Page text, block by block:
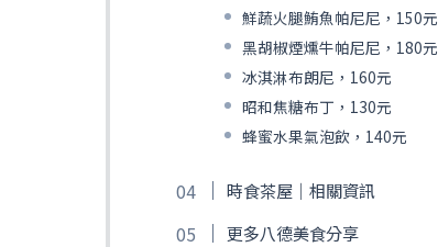
鮮蔬火腿鮪魚帕尼尼，150元
黑胡椒煙燻牛帕尼尼，180元
冰淇淋布朗尼，160元
昭和焦糖布丁，130元
蜂蜜水果氣泡飲，140元
時食茶屋｜相關資訊
更多八德美食分享